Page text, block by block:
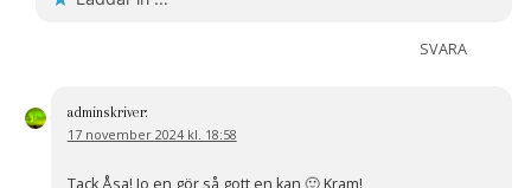
SVARA
adminskriver:
17 november 2024 kl. 18:58